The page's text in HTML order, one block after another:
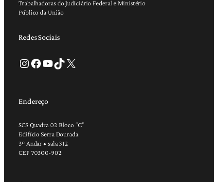
Trabalhadoras do Judiciário Federal e Ministério
Público da União
Redes Sociais
Instagram Facebook Youtube TikTok X
Endereço
SCS Quadra 02 Bloco “C”
Edifício Serra Dourada
3º Andar • sala 312
CEP 70300-902